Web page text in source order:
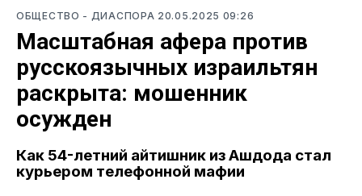
ОБЩЕСТВО - ДИАСПОРА 20.05.2025 09:26
Масштабная афера против
русскоязычных израильтян
раскрыта: мошенник
осужден
Как 54-летний айтишник из Ашдода стал
курьером телефонной мафии